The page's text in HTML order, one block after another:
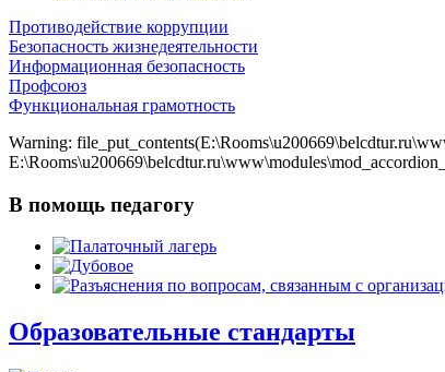
Противодействие коррупции
Безопасность жизнедеятельности
Информационная безопасность
Профсоюз
Функциональная грамотность
Warning:
В помощь педагогу
Образовательные стандарты